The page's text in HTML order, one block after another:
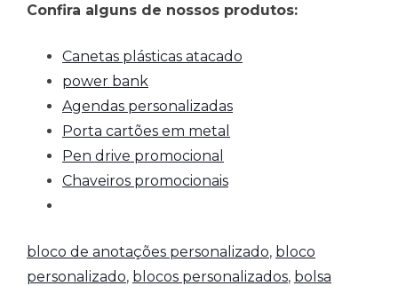
Confira alguns de nossos produtos:
Canetas plásticas atacado
power bank
Agendas personalizadas
Porta cartões em metal
Pen drive promocional
Chaveiros promocionais
bloco de anotações personalizado, bloco
personalizado, blocos personalizados, bolsa